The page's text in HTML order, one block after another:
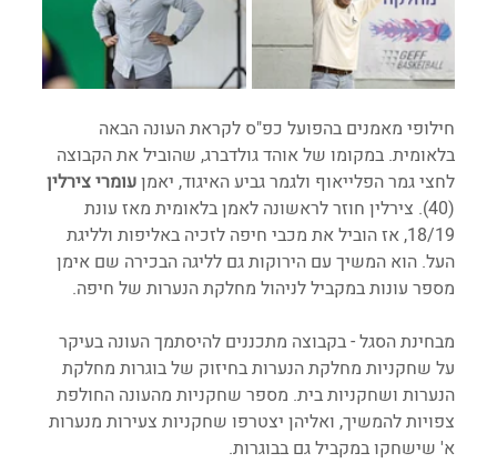
חילופי מאמנים בהפועל כפ"ס לקראת העונה הבאה
בלאומית. במקומו של אוהד גולדברג, שהוביל את הקבוצה
לחצי גמר הפלייאוף ולגמר גביע האיגוד, יאמן עומרי צירלין
(40). צירלין חוזר לראשונה לאמן בלאומית מאז עונת
18/19, אז הוביל את מכבי חיפה לזכיה באליפות ולליגת
העל. הוא המשיך עם הירוקות גם לליגה הבכירה שם אימן
מספר עונות במקביל לניהול מחלקת הנערות של חיפה.
מבחינת הסגל - בקבוצה מתכננים להיסתמך העונה בעיקר
על שחקניות מחלקת הנערות בחיזוק של בוגרות מחלקת
הנערות ושחקניות בית. מספר שחקניות מהעונה החולפת
צפויות להמשיך, ואליהן יצטרפו שחקניות צעירות מנערות
א' שישחקו במקביל גם בבוגרות.